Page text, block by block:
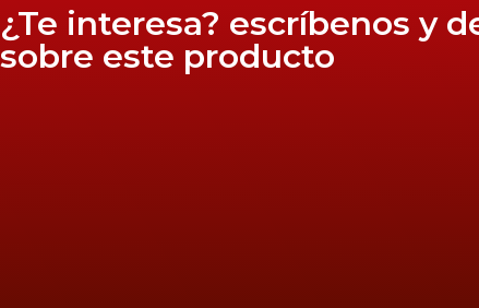
¿Te interesa? escríbenos y
sobre este producto